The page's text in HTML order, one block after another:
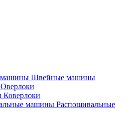
Швейные машины
Оверлоки
Коверлоки
Распошивальные